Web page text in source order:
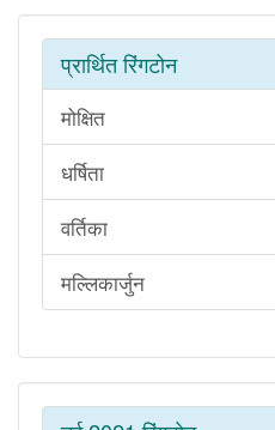
प्रार्थित रिंगटोन
मोक्षित
धर्षिता
वर्तिका
मल्लिकार्जुन